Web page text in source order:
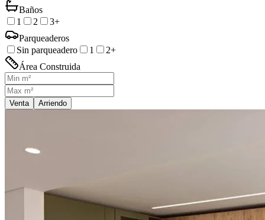
Baños
1
2
3+
Parqueaderos
Sin parqueadero
1
2+
Área Construida
Venta Arriendo